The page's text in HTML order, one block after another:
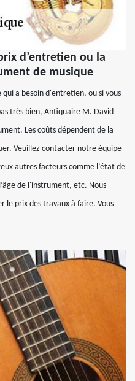
d’entretien ou la
de musique
a besoin d'entretien, ou si vous
très bien, Antiquaire M. David
Les coûts dépendent de la
Veuillez contacter notre équipe
autres facteurs comme l’état de
de l'instrument, etc. Nous
le prix des travaux à faire. Vous